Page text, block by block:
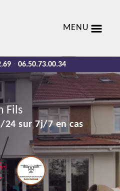
MENU
- 06.50.73.00.34
Fils
24 sur 7j/7 en cas